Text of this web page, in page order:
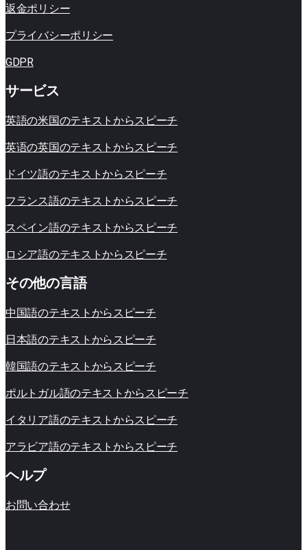
返金ポリシー
プライバシーポリシー
GDPR
サービス
英語の米​​国のテキストからスピーチ
英语の英国のテキストからスピーチ
ドイツ語のテキストからスピーチ
フランス語のテキストからスピーチ
スペイン語のテキストからスピーチ
ロシア語のテキストからスピーチ
その他の言語
中国語のテキストからスピーチ
日本語のテキストからスピーチ
韓国語のテキストからスピーチ
ポルトガル語のテキストからスピーチ
イタリア語のテキストからスピーチ
アラビア語のテキストからスピーチ
ヘルプ
お問い合わせ